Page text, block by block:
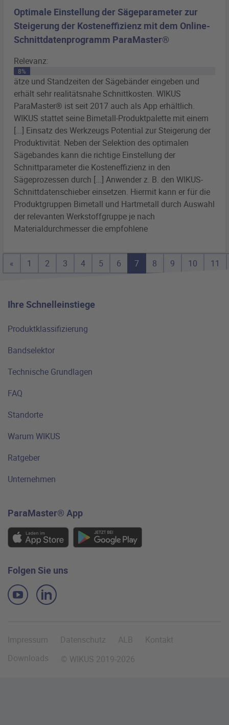
Optimale Einstellung der Sägeparameter zur
Steigerung der Kosteneffizienz mit dem Online-
Schnittdatenprogramm ParaMaster®
Relevanz:
8%
ätze und Standzeiten der Sägebänder eingeben und
erhält sehr realitätsnahe Schnittkosten. WIKUS
ParaMaster® ist seit 2017 auch als App erhältlich.
WIKUS stattet seine Bimetall-Produktpalette mit einem
[...] Einsatz des Werkzeugs Potential zur Steigerung der
Produktivität. Neben der Selektion des optimalen
Sägebandes kann die richtige Einstellung der
Schnittparameter die Kosteneffizienz in den
Sägeprozessen durch [...] Anwender z. B. den WIKUS-
Schnittdatenschieber einsetzen. Hiermit kann er für die
Produktgruppen Bimetall und Hartmetall durch Auswahl
der relevanten Werkstoffgruppe je nach
Materialdurchmesser die empfohlene
« 1 2 3 4 5 6 7 8 9 10 11
Ihre Schnelleinstiege
Produktklassifizierung
Bandselektor
Technische Grundlagen
FAQ
Standorte
Warum WIKUS
Ratgeber
Unternehmen
ParaMaster® App
Folgen Sie uns
Impressum Datenschutz ALB
Kontakt
Downloads
© WIKUS 2019-2026